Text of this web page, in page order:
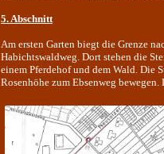
5. Abschnitt
Am ersten Garten biegt die Grenze
Habichtswaldweg. Dort stehen die
einem Pferdehof und dem Wald. Die
Rosenhöhe zum Ebsenweg